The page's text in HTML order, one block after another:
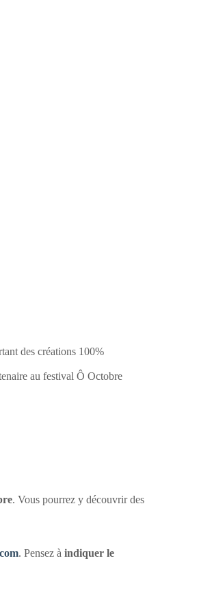
des créations 100%
au festival Ô Octobre
. Vous pourrez y découvrir des
. Pensez à indiquer le